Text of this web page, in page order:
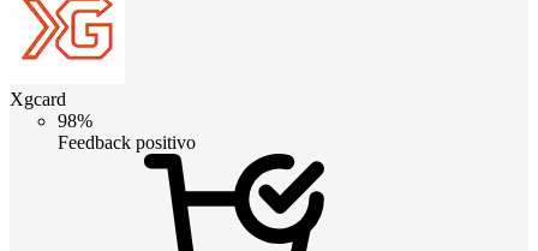
Xgcard
98%
Feedback positivo